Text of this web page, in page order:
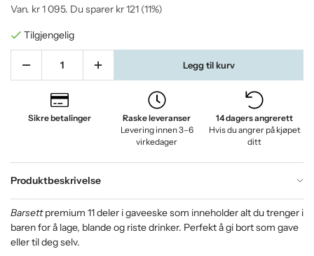
Van. kr 1 095. Du sparer kr 121 (11%)
Tilgjengelig
Legg til kurv
Sikre betalinger
Raske leveranser
Levering innen 3–6
virkedager
14 dagers angrerett
Hvis du angrer på kjøpet
ditt
Produktbeskrivelse
Barsettpremium 11 deler i gaveeske som inneholder alt du trenger i
baren for å lage, blande og riste drinker. Perfekt å gi bort som gave
eller til deg selv.